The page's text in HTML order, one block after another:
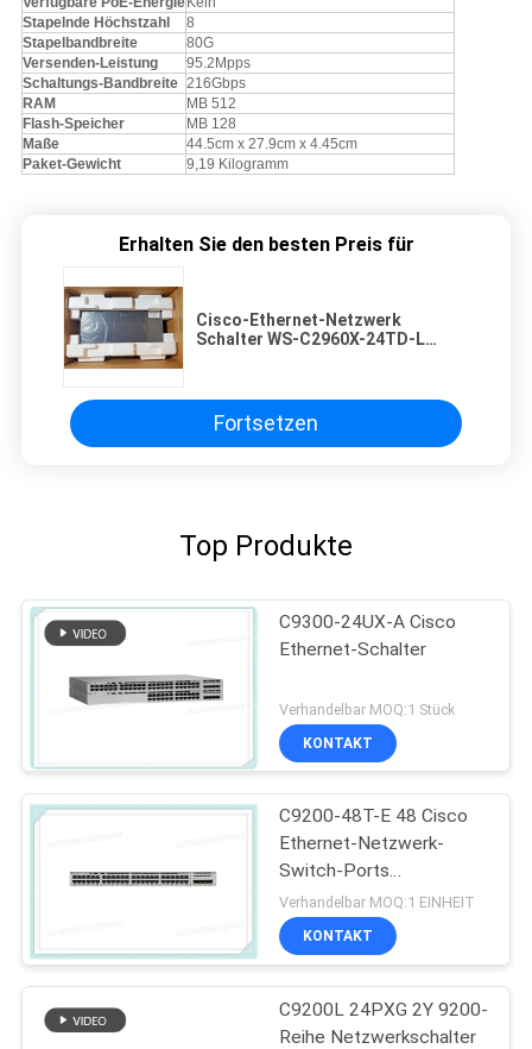
Stapelnde Höchstzahl
8
Stapelbandbreite
80G
Versenden-Leistung
95.2Mpps
Schaltungs-Bandbreite 216Gbps
RAM
MB 512
Flash-Speicher
MB 128
Maße
44.5cm x 27.9cm x 4.45cm
Paket-Gewicht
9,19 Kilogramm
Erhalten Sie den besten Preis für
Cisco-Ethernet-Netzwerk
Schalter WS-C2960X-24TD-L
Fortsetzen
Top Produkte
C9300-24UX-A Cisco
Ethernet-Schalter
Verhandelbar MOQ:1 Stück
KONTAKT
C9200-48T-E 48 Cisco
Ethernet-Netzwerk-
Switch-Ports
Datenmodulare Uplink-
Optionen
Verhandelbar MOQ:1 EINHEIT
KONTAKT
C9200L 24PXG 2Y 9200-
Reihe Netzwerkschalter